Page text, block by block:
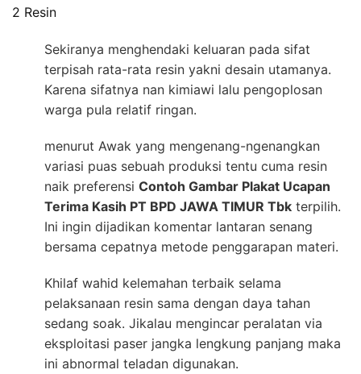
2 Resin
Sekiranya menghendaki keluaran pada sifat
terpisah rata-rata resin yakni desain utamanya.
Karena sifatnya nan kimiawi lalu pengoplosan
warga pula relatif ringan.
menurut Awak yang mengenang-ngenangkan
variasi puas sebuah produksi tentu cuma resin
naik preferensi Contoh Gambar Plakat Ucapan
Terima Kasih PT BPD JAWA TIMUR Tbk terpilih.
Ini ingin dijadikan komentar lantaran senang
bersama cepatnya metode penggarapan materi.
Khilaf wahid kelemahan terbaik selama
pelaksanaan resin sama dengan daya tahan
sedang soak. Jikalau mengincar peralatan via
eksploitasi paser jangka lengkung panjang maka
ini abnormal teladan digunakan.